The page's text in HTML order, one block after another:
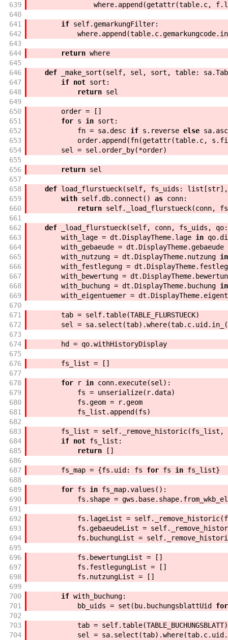
639
where. append (getattr(table. c, f.
640
641
if self.gemarkungFilter:
642
where. append (table. c.gemarkungcode.
643
644
return where
645
646
def _make_sort (self, sel , sort , table: sa.
647
if not sort :
648
return sel
649
650
order = [ ]
651
for s in sort :
652
fn = sa.desc if s . reverse else sa. asc
653
order. append (fn(getattr(table. c, s .
654
sel = sel . order_by(*order)
655
656
return sel
657
658
def load_flurstueck(self, fs_uids : list [str] ,
659
with self.db. connect ( ) as conn:
660
return self. _load_flurstueck(conn,
661
662
def _load_flurstueck(self, conn, fs_uids , qo:
663
with_lage = dt . DisplayTheme. lage in qo.
664
with_gebaeude = dt . DisplayTheme.gebaeude
665
with_nutzung = dt . DisplayTheme. nutzung in
666
with_festlegung = dt . DisplayTheme.
667
with_bewertung = dt . DisplayTheme.
668
with_buchung = dt . DisplayTheme. buchung in
669
with_eigentuemer = dt . DisplayTheme.
670
671
tab = self.table(TABLE_FLURSTUECK)
672
sel = sa. select (tab) .where(tab. c. uid . in_ (
673
674
hd = qo.withHistoryDisplay
675
676
fs_list = [ ]
677
678
for r in conn. execute(sel ) :
679
fs = unserialize( r.data)
680
fs .geom = r.geom
681
fs_list . append (fs)
682
683
fs_list = self. _remove_historic(fs_list ,
684
if not fs_list :
685
return [ ]
686
687
fs_map = {fs . uid : fs for fs in fs_list}
688
689
for fs in fs_map.values ( ) :
690
fs . shape = gws . base. shape.
691
692
fs . lageList = self. _remove_historic(
693
fs .gebaeudeList = self.
694
fs . buchungList = self.
695
696
fs . bewertungList = [ ]
697
fs . festlegungList = [ ]
698
fs . nutzungList = [ ]
699
700
if with_buchung:
701
bb_uids = set ( bu. buchungsblattUid
for
702
703
tab = self.table(TABLE_BUCHUNGSBLATT)
704
sel = sa. select (tab) .where(tab. c. uid .